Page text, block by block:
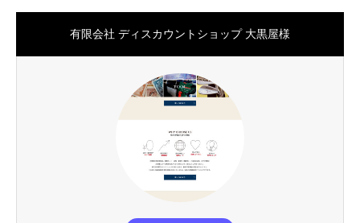
有限会社 ディスカウントショップ 大黒屋様